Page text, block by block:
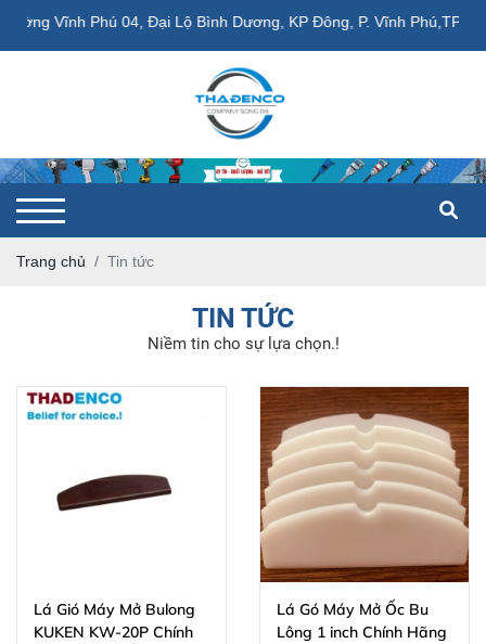
Vĩnh Phú 04, Đại Lộ Bình Dương, KP Đông, P. Vĩnh Phú,TP. Thuận
Trang chủ Tin tức
TIN TỨC
Niềm tin cho sự lựa chọn.!
Lá Gió Máy Mở Bulong
KUKEN KW-20P Chính
Lá Gó Máy Mở Ốc Bu
Lông 1 inch Chính Hãng